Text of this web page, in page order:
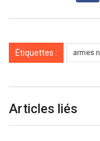
Étiquettes : armes
Articles liés